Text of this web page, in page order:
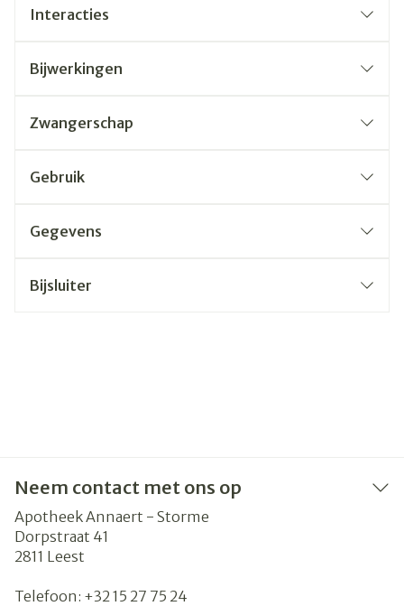
Interacties
Bijwerkingen
Zwangerschap
Gebruik
Gegevens
Bijsluiter
Neem contact met ons op
Apotheek Annaert - Storme
Dorpstraat 41
2811 Leest
Telefoon: +32 15 27 75 24